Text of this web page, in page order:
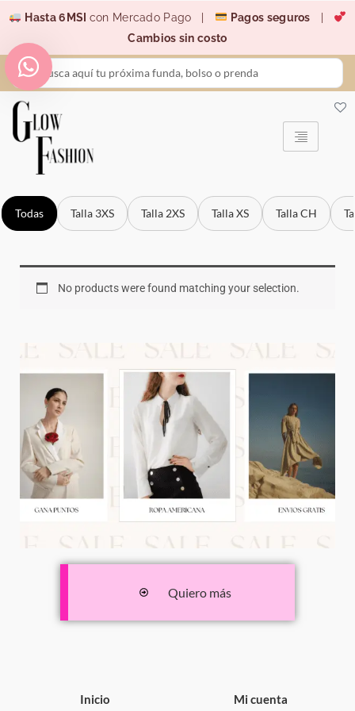
contenido
Hasta 6MSI con Mercado Pago | Pagos seguros
Cambios sin costo
Search
...
Todas Talla 3XS Talla 2XS Talla XS Talla CH
No products were found matching your selection.
Quiero más
Inicio Mi cuenta